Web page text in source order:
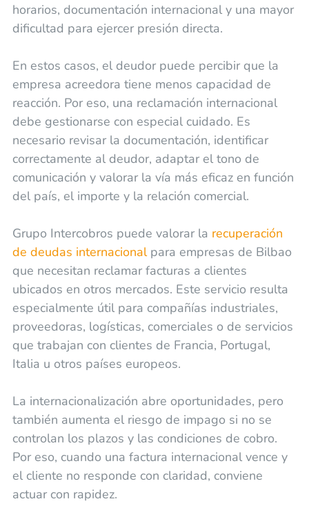
horarios, documentación internacional y una mayor
dificultad para ejercer presión directa.
En estos casos, el deudor puede percibir que la
empresa acreedora tiene menos capacidad de
reacción. Por eso, una reclamación internacional
debe gestionarse con especial cuidado. Es
necesario revisar la documentación, identificar
correctamente al deudor, adaptar el tono de
comunicación y valorar la vía más eficaz en función
del país, el importe y la relación comercial.
Grupo Intercobros puede valorar la recuperación
de deudas internacionalpara empresas de Bilbao
que necesitan reclamar facturas a clientes
ubicados en otros mercados. Este servicio resulta
especialmente útil para compañías industriales,
proveedoras, logísticas, comerciales o de servicios
que trabajan con clientes de Francia, Portugal,
Italia u otros países europeos.
La internacionalización abre oportunidades, pero
también aumenta el riesgo de impago si no se
controlan los plazos y las condiciones de cobro.
Por eso, cuando una factura internacional vence y
el cliente no responde con claridad, conviene
actuar con rapidez.